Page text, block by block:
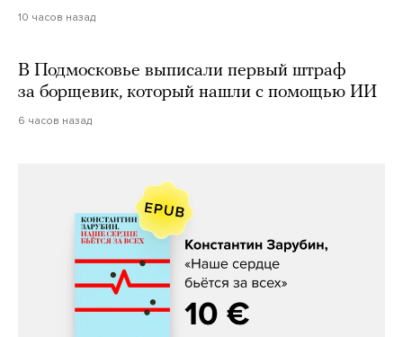
10 часов назад
В Подмосковье выписали первый штраф
за борщевик, который нашли с помощью ИИ
6 часов назад